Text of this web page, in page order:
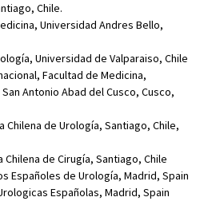
Chile.
Universidad Andres Bello,
Universidad de Valparaiso, Chile
Facultad de Medicina,
Antonio Abad del Cusco, Cusco,
de Urología, Santiago, Chile,
de Cirugía, Santiago, Chile
Españoles de Urología, Madrid, Spain
Españolas, Madrid, Spain